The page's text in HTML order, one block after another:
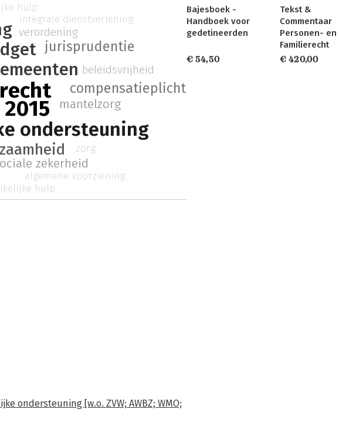
ondersteuning
compensatieplicht
jurisprudentie
mantelzorg
zekerheid
beleidsvrijheid
verordening
zorg
hulp
integrale dienstverlening
algemene voorziening
hulp
ondersteuning [w.o. ZVW; AWBZ; WMO;
Bajesboek -
Handboek voor
gedetineerden
€ 54,50
Tekst &
Commentaar
Personen- en
Familierecht
€ 420,00